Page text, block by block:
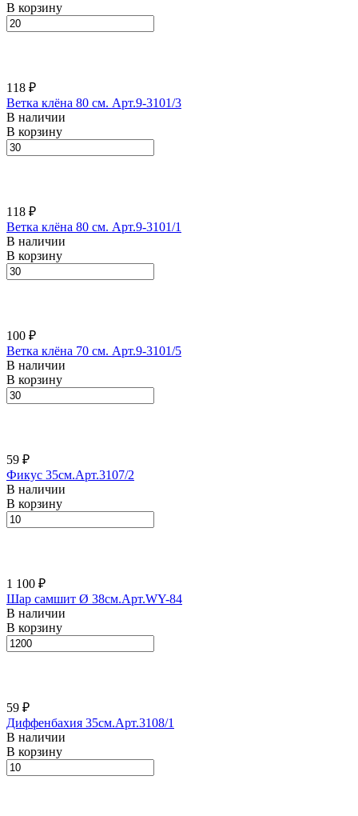
В корзину
118 ₽
Ветка клёна 80 см. Арт.9-3101/3
В наличии
В корзину
118 ₽
Ветка клёна 80 см. Арт.9-3101/1
В наличии
В корзину
100 ₽
Ветка клёна 70 см. Арт.9-3101/5
В наличии
В корзину
59 ₽
Фикус 35см.Арт.3107/2
В наличии
В корзину
1 100 ₽
Шар самшит Ø 38см.Арт.WY-84
В наличии
В корзину
59 ₽
Диффенбахия 35см.Арт.3108/1
В наличии
В корзину